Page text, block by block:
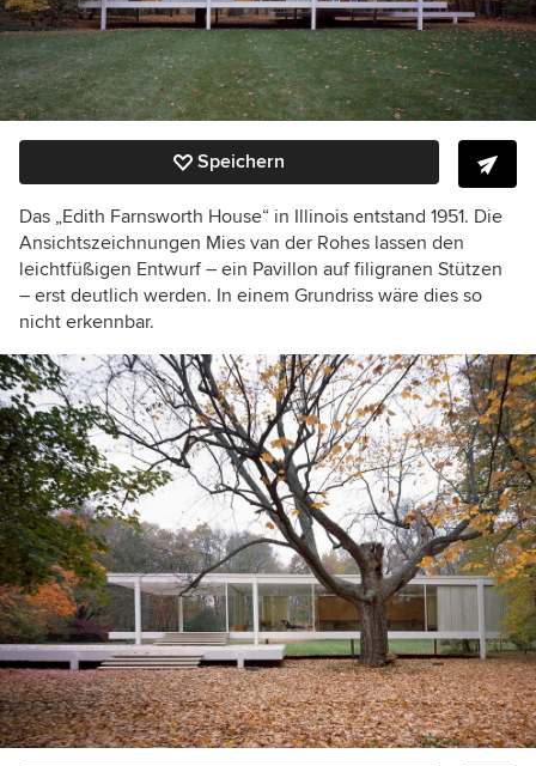
Speichern
Das „Edith Farnsworth House“ in Illinois entstand 1951. Die
Ansichtszeichnungen Mies van der Rohes lassen den
leichtfüßigen Entwurf – ein Pavillon auf filigranen Stützen
– erst deutlich werden. In einem Grundriss wäre dies so
nicht erkennbar.